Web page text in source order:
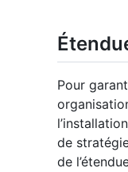
Pour
de
de